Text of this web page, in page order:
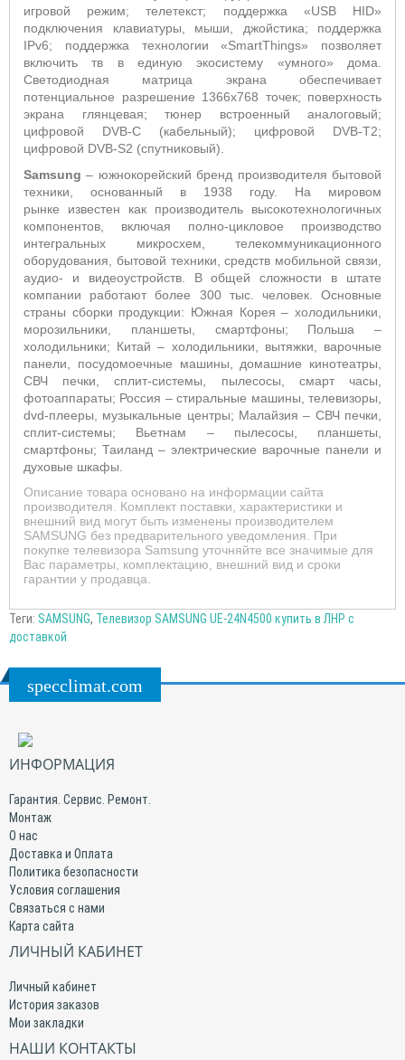
игровой режим; телетекст; поддержка «USB HID»
подключения клавиатуры, мыши, джойстика; поддержка
IPv6; поддержка технологии «SmartThings» позволяет
включить тв в единую экосистему «умного» дома.
Светодиодная матрица экрана обеспечивает
потенциальное разрешение 1366x768 точек; поверхность
экрана глянцевая; тюнер встроенный аналоговый;
цифровой DVB-C (кабельный); цифровой DVB-T2;
цифровой DVB-S2 (спутниковый).
Samsung – южнокорейский бренд производителя бытовой
техники, основанный в 1938 году. На мировом
рынке известен как производитель высокотехнологичных
компонентов, включая полно-цикловое производство
интегральных микросхем, телекоммуникационного
оборудования, бытовой техники, средств мобильной связи,
аудио- и видеоустройств. В общей сложности в штате
компании работают более 300 тыс. человек. Основные
страны сборки продукции: Южная Корея – холодильники,
морозильники, планшеты, смартфоны; Польша –
холодильники; Китай – холодильники, вытяжки, варочные
панели, посудомоечные машины, домашние кинотеатры,
СВЧ печки, сплит-системы, пылесосы, смарт часы,
фотоаппараты; Россия – стиральные машины, телевизоры,
dvd-плееры, музыкальные центры; Малайзия – СВЧ печки,
сплит-системы; Вьетнам – пылесосы, планшеты,
смартфоны; Таиланд – электрические варочные панели и
духовые шкафы.
Описание товара основано на информации сайта
производителя. Комплект поставки, характеристики и
внешний вид могут быть изменены производителем
SAMSUNG без предварительного уведомления. При
покупке телевизора Samsung уточняйте все значимые для
Вас параметры, комплектацию, внешний вид и сроки
гарантии у продавца.
Теги: SAMSUNG, Телевизор SAMSUNG UE-24N4500 купить в ЛНР с
доставкой
specclimat.com
ИНФОРМАЦИЯ
Гарантия. Сервис. Ремонт.
Монтаж
О нас
Доставка и Оплата
Политика безопасности
Условия соглашения
Связаться с нами
Карта сайта
ЛИЧНЫЙ КАБИНЕТ
Личный кабинет
История заказов
Мои закладки
НАШИ КОНТАКТЫ